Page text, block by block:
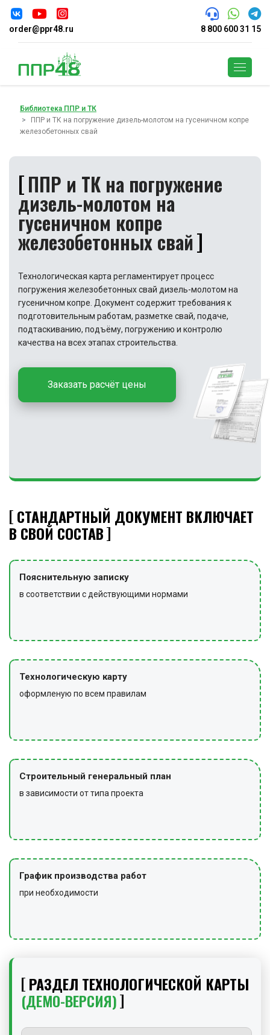
order@ppr48.ru 8 800 600 31 15
Библиотека ППР и ТК
ППР и ТК на погружение дизель-молотом на гусеничном копре
железобетонных свай
ППР и ТК на погружение
дизель-молотом на
гусеничном копре
железобетонных свай
Технологическая карта регламентирует процесс
погружения железобетонных свай дизель-молотом на
гусеничном копре. Документ содержит требования к
подготовительным работам, разметке свай, подаче,
подтаскиванию, подъёму, погружению и контролю
качества на всех этапах строительства.
Заказать расчёт цены
СТАНДАРТНЫЙ ДОКУМЕНТ ВКЛЮЧАЕТ
В СВОЙ СОСТАВ
Пояснительную записку
в соответствии с действующими нормами
Технологическую карту
оформленую по всем правилам
Строительный генеральный план
в зависимости от типа проекта
График производства работ
при необходимости
РАЗДЕЛ ТЕХНОЛОГИЧЕСКОЙ КАРТЫ
(ДЕМО-ВЕРСИЯ)